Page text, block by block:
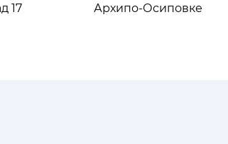
17
Архипо-Осиповке